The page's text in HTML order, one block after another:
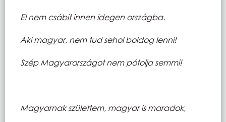
El nem csábít innen idegen országba.
Aki magyar, nem tud sehol boldog lenni!
Szép Magyarországot nem pótolja semmi!
Magyarnak születtem, magyar is maradok,